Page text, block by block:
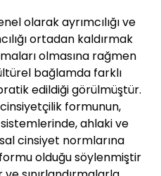
olarak ayrımcılığı ve
ortadan kaldırmak
olmasına rağmen
bağlamda farklı
pratik edildiği görülmüştür.
formunun,
ahlaki ve
cinsiyet normlarına
olduğu söylenmiştir